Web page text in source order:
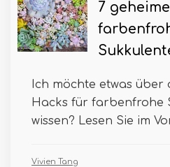
7
Ich möchte etwas über
Hacks für farbenfrohe
wissen? Lesen Sie im
Vivien Tang